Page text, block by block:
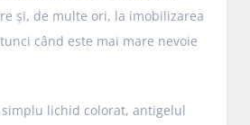
și, de multe ori, la imobilizarea
când este mai mare nevoie
lichid colorat, antigelul